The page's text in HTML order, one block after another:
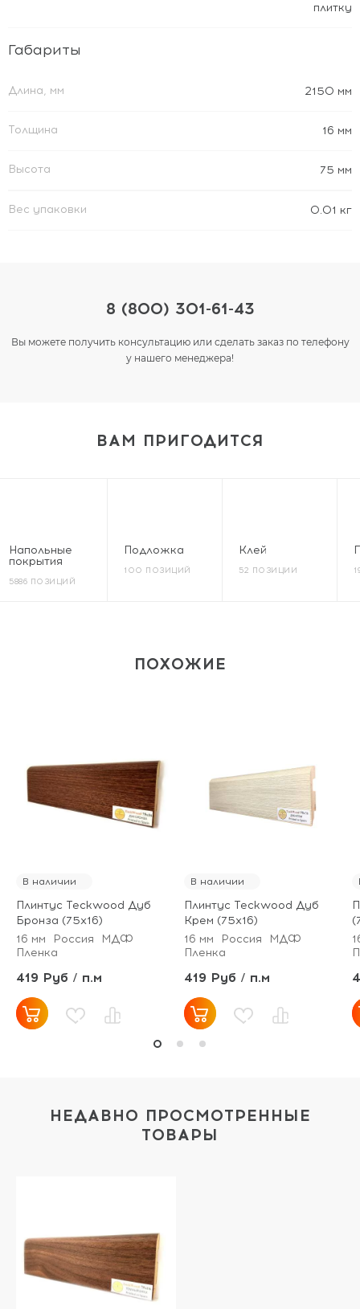
плитку
Габариты
Длина, мм 2150 мм
Толщина 16 мм
Высота 75 мм
Вес упаковки 0.01 кг
8 (800) 301-61-43
Вы можете получить консультацию или сделать заказ по телефону
у нашего менеджера!
ВАМ ПРИГОДИТСЯ
Напольные
покрытия
5886 ПОЗИЦИЙ
Подложка
100 ПОЗИЦИЙ
Клей
52 ПОЗИЦИИ
ПОХОЖИЕ
В наличии
Плинтус Teckwood Дуб
Бронза (75х16)
16 мм
Россия
МДФ
Пленка
419 Руб / п.м
В наличии
Плинтус Teckwood Дуб
Крем (75х16)
16 мм
Россия
МДФ
Пленка
419 Руб / п.м
НЕДАВНО ПРОСМОТРЕННЫЕ
ТОВАРЫ